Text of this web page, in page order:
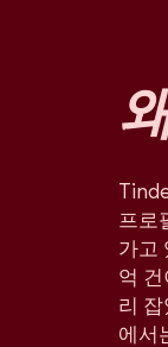
프로
가고
억
리
에서